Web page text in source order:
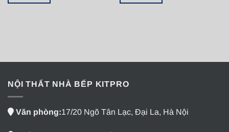
NỘI THẤT NHÀ BẾP KITPRO
Văn phòng:17/20 Ngõ Tân Lạc, Đại La, Hà Nội